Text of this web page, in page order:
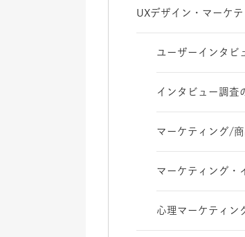
UXデザイン・マーケ
ユーザーインタビ
インタビュー調査
マーケティング/
マーケティング・
心理マーケティン